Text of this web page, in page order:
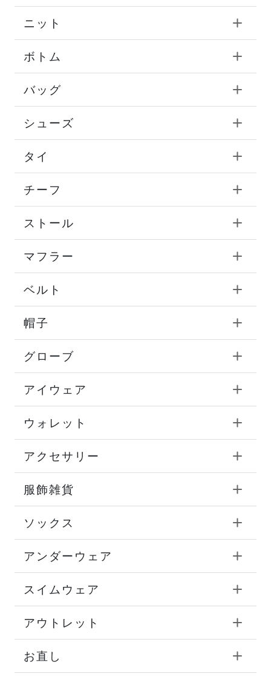
ニット
ボトム
バッグ
シューズ
タイ
チーフ
ストール
マフラー
ベルト
帽子
グローブ
アイウェア
ウォレット
アクセサリー
服飾雑貨
ソックス
アンダーウェア
スイムウェア
アウトレット
お直し